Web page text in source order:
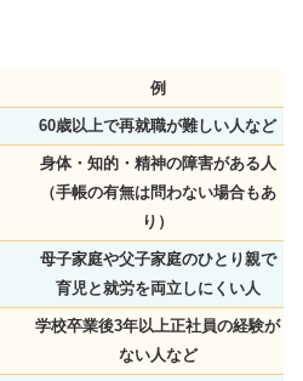
例
60歳以上で再就職が難しい人など
身体・知的・精神の障害がある人
（手帳の有無は問わない場合もあ
り）
母子家庭や父子家庭のひとり親で
育児と就労を両立しにくい人
学校卒業後3年以上正社員の経験が
ない人など